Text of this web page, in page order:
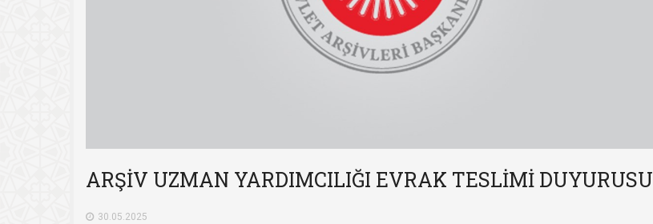
ARŞİV UZMAN YARDIMCILIĞI EVRAK TESLİMİ DUYURUSU
30.05.2025